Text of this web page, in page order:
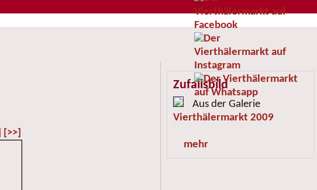
[>>]
Zufallsbild
Aus der Galerie
Vierthälermarkt 2009
mehr